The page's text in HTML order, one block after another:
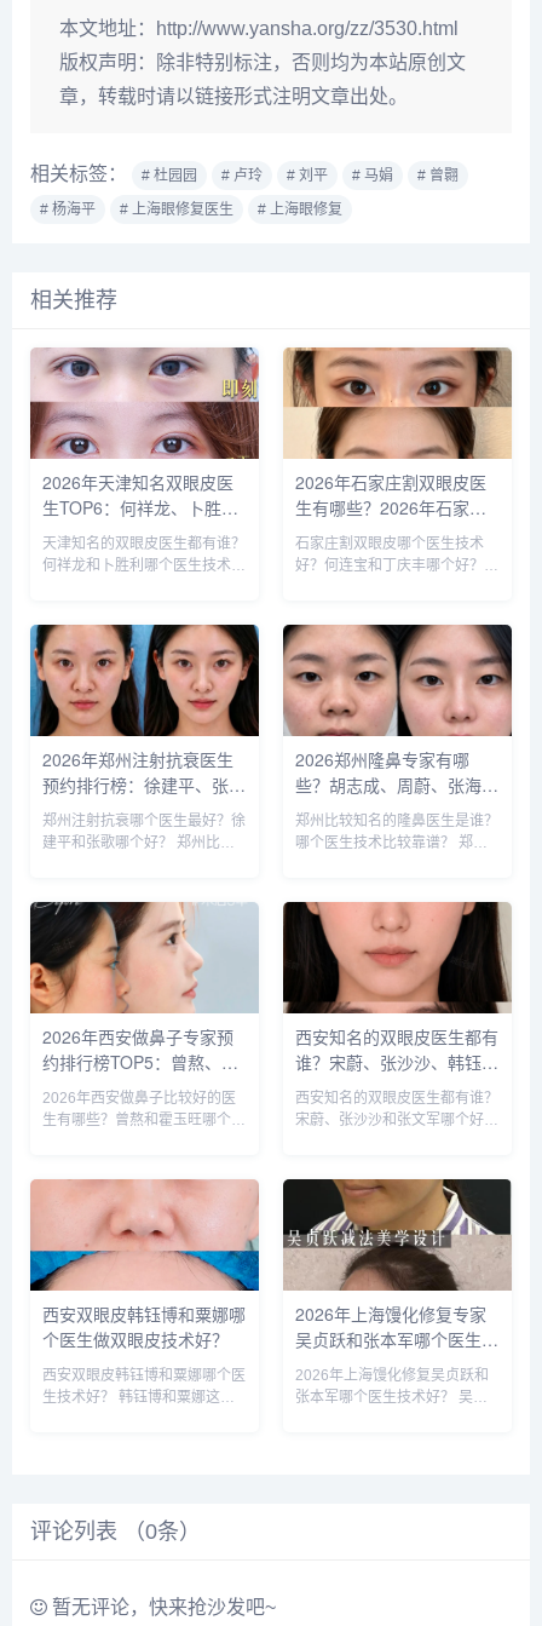
本文地址：
http://www.yansha.org/zz/3530.html
版权声明：
除非特别标注，否则均为本站原创文
章，转载时请以链接形式注明文章出处。
相关标签： # 杜园园 # 卢玲 # 刘平 # 马娟
# 曾翾
# 杨海平
# 上海眼修复医生 # 上海眼修复
相关推荐
2026年天津知名双眼皮医
生TOP6：何祥龙、卜胜
利、关迪剑、邵妍、夏红
福、毕小丽:好？
天津知名的双眼皮医生都有谁？
何祥龙和卜胜利哪个医生技术比
何祥龙、卜胜利、关迪剑、邵
妍、夏红福、毕小丽，尤其何医
生和卜医生咨询和预约的最多，
据顾客...
2026年石家庄割双眼皮医
生有哪些？2026年石家庄
双眼皮专家预约排行榜前十
名大全
石家庄割双眼皮哪个医生技术
好？何连宝和丁庆丰哪个好？
丁庆丰、崔剑、张洁、王亚斌、
马云鹏、张玉辉、李海霞等，哪
个医生技术更好呢？我们一起来
分析下...
2026年郑州注射抗衰医生
预约排行榜：徐建平、张
歌、赵永华、张婉霞、王妍
芝、唐喜、李娟、朱怡梦哪
郑州注射抗衰哪个医生最好？徐
建平和张歌哪个好？ 郑州比较
芝、唐喜、李娟、朱怡梦。徐建
平和张歌医生是咨询和预约最多
的医生，咨询预约添加微信号：
bia...
2026郑州隆鼻专家有哪
些？胡志成、周蔚、张海
洋、王启立、张鹏、李冰谁
做鼻子更好？
郑州比较知名的隆鼻医生是谁？
哪个医生技术比较靠谱？ 郑州
李冰等，胡医生和张医生咨询和
预约的人最多，技术也更靠谱
些，咨询预约添加微信号：
bianm...
2026年西安做鼻子专家预
约排行榜TOP5：曾熬、霍
玉旺、房志强、蒋立、刘宝
军哪个更好？
2026年西安做鼻子比较好的医
生有哪些？曾熬和霍玉旺哪个更
立、刘宝军等，医生的技术都很
靠谱，案例也非常多，对比的
话，建议实地面诊，曾医生和霍
医生是...
西安知名的双眼皮医生都有
谁？宋蔚、张沙沙、韩钰
博、王璇、张文军谁做双眼
皮更好？
西安知名的双眼皮医生都有谁？
宋蔚、张沙沙和张文军哪个好？
等，这几位医生都是咨询和预约
最多的，双眼皮案例比较多，咨
询预约添加微信号：bianme...
西安双眼皮韩钰博和粟娜哪
个医生做双眼皮技术好？
西安双眼皮韩钰博和粟娜哪个医
生技术好？ 韩钰博和粟娜这两
建议可以...
2026年上海馒化修复专家
吴贞跃和张本军哪个医生做
馒化修复技术好？
2026年上海馒化修复吴贞跃和
张本军哪个医生技术好？ 吴贞
评论列表 （0条）
暂无评论，快来抢沙发吧~